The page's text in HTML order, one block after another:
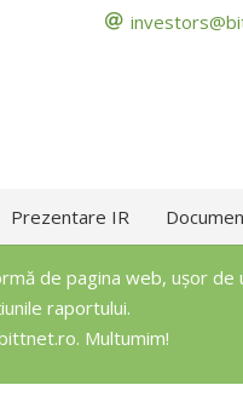
Prezentare IR
de pagina web, ușor
raportului.
. Multumim!